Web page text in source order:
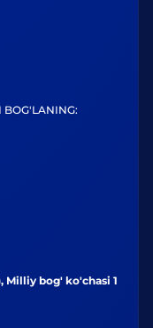
BOG'LANING:
Milliy bog' ko'chasi 1